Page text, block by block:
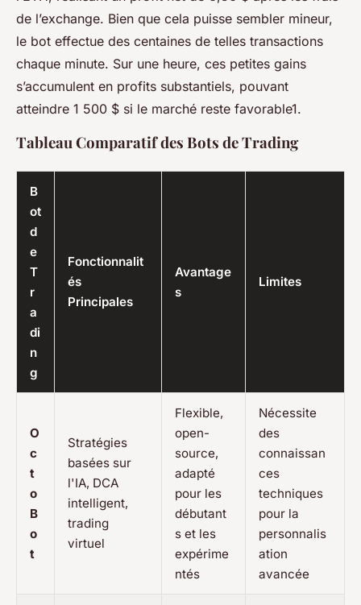
de l’exchange. Bien que cela puisse sembler mineur,
le bot effectue des centaines de telles transactions
chaque minute. Sur une heure, ces petites gains
s’accumulent en profits substantiels, pouvant
atteindre 1 500 $ si le marché reste favorable1.
Tableau Comparatif des Bots de Trading
B
ot
d
e
T
r
a
di
n
g
Fonctionnalit
és
Principales
Avantage
s
Limites
O
c
t
o
B
o
t
Stratégies
basées sur
l'IA, DCA
intelligent,
trading
virtuel
Flexible,
open-
source,
adapté
pour les
débutant
s et les
expérime
ntés
Nécessite
des
connaissan
ces
techniques
pour la
personnalis
ation
avancée